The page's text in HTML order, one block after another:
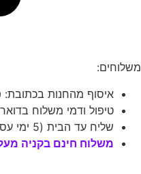
משלוחים:
איסוף מהחנות בכתובת: פנחס
טיפול ודמי משלוח בדואר רשום (8
שליח עד הבית (5 ימי עסקים):
משלוח חינם בקניה מעל 399